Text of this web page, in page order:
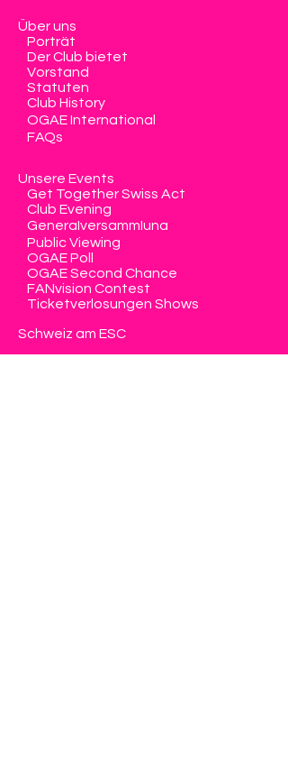
Über uns
Porträt
Der Club bietet
Vorstand
Statuten
Club History
OGAE International
FAQs
Unsere Events
Get Together Swiss Act
Club Evening
Generalversammlung
Public Viewing
OGAE Poll
OGAE Second Chance
FANvision Contest
Ticketverlosungen Shows
Schweiz am ESC